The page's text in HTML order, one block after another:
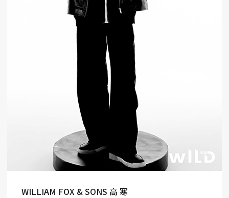
WILLIAM FOX & SONS 高 寒